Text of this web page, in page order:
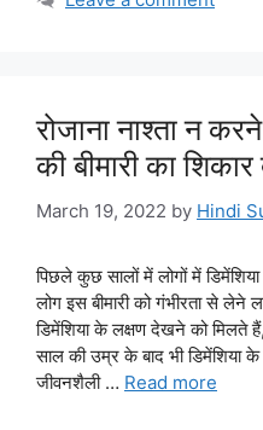
रोजाना नाश्ता न
की बीमारी का
March 19, 2022 by Hindi
पिछले कुछ सालों में लोगों में
लोग इस बीमारी को गंभीरता से
डिमेंशिया के लक्षण देखने को
साल की उम्र के बाद भी डिमेंशिया
जीवनशैली … Read more